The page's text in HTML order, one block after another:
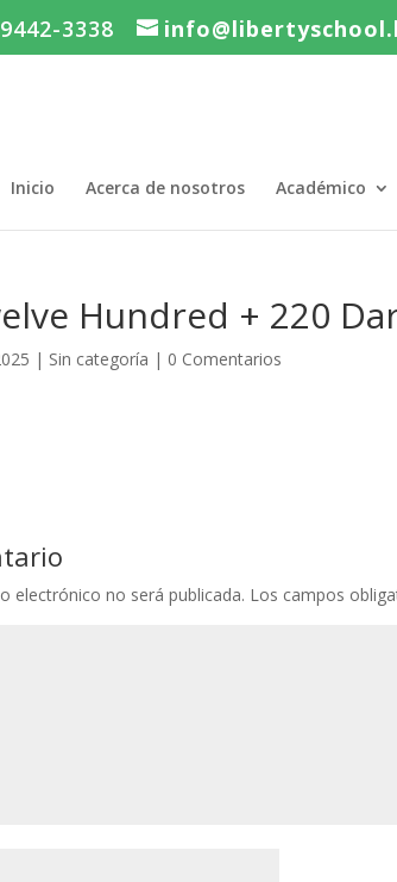
3338
Inicio Acerca de nosotros Académico
Hundred + 220
| Sin categoría | 0 Comentarios
electrónico no será publicada. Los campos